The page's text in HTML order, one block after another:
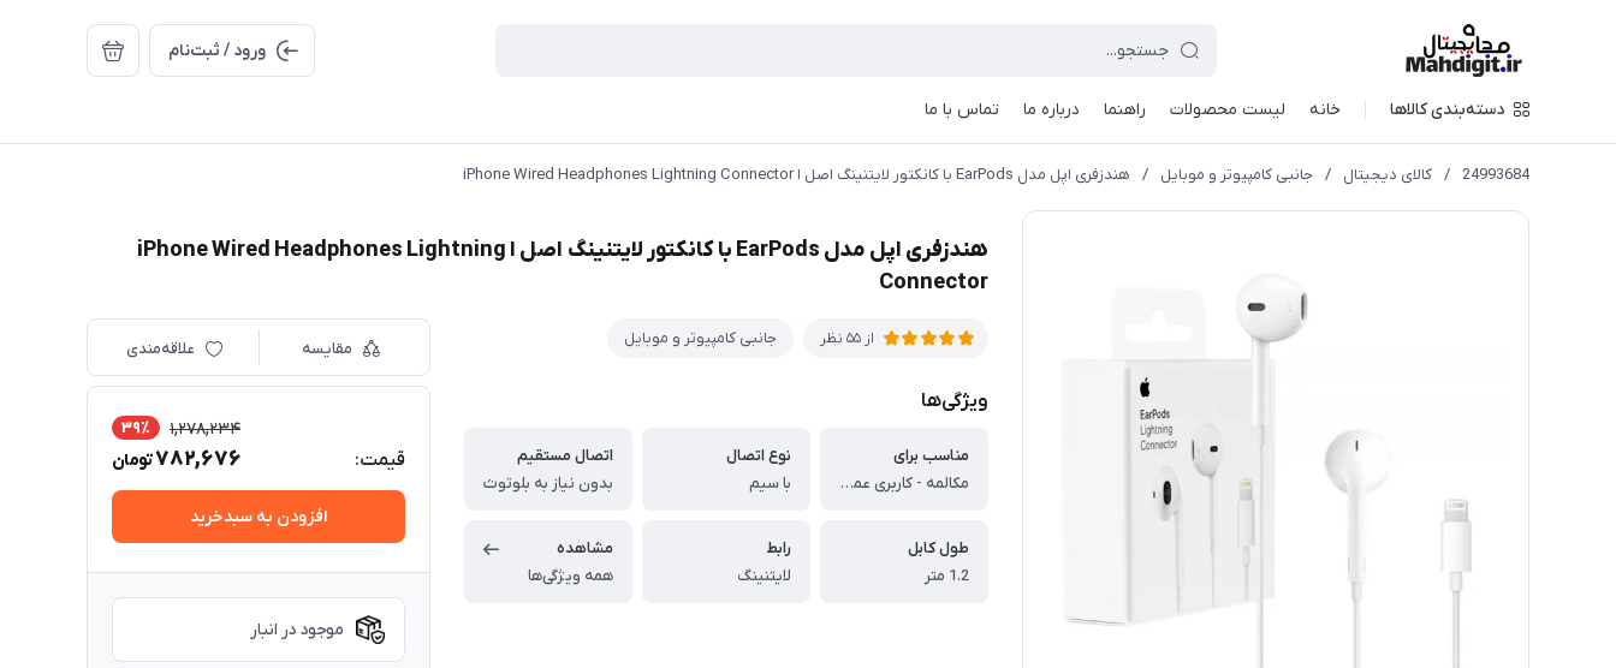
ورود / ثبت‌نام
دسته‌بندی کالاها خانه لیست محصولات راهنما درباره ما تماس با ما
24993684
/ کالای دیجیتال / جانبی کامپیوتر و موبایل / هندزفری اپل مدل EarPods با کانکتور لایتنینگ اصل ا iPhone Wired Headphones Lightning Connector
هندزفری اپل مدل EarPods با کانکتور لایتنینگ اصل ا iPhone Wired Headphones Lightning
Connector
از 55 نظر جانبی کامپیوتر و موبایل
ویژگی‌ها
مناسب برای
مکالمه - کاربری عمومی
نوع اتصال
با سیم
اتصال مستقیم
بدون نیاز به بلوتوث
طول کابل
1.2 متر
رابط
لایتنینگ
مشاهده
همه ویژگی‌ها
مقایسه علاقه‌مندی
قیمت:
1,278,234 39٪
782,676تومان
افزودن به سبدخرید
موجود در انبار